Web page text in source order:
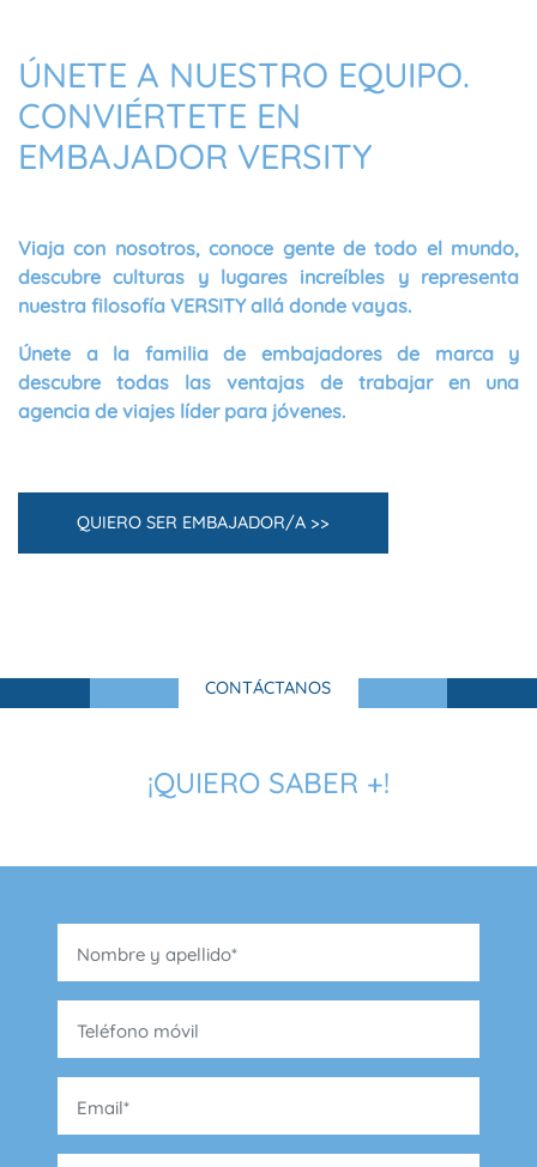
ÚNETE A NUESTRO EQUIPO.
CONVIÉRTETE EN
EMBAJADOR VERSITY
Viaja con nosotros, conoce gente de todo el mundo,
descubre culturas y lugares increíbles y representa
nuestra filosofía VERSITY allá donde vayas.
Únete a la familia de embajadores de marcay
descubre todas las ventajas de trabajar en una
agencia de viajes líder para jóvenes.
QUIERO SER EMBAJADOR/A >>
CONTÁCTANOS
¡QUIERO SABER +!